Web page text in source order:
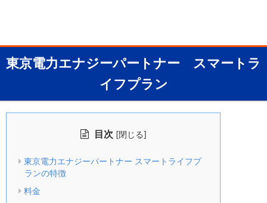
東京電力エナジーパートナー スマートラ
イフプラン
目次 [閉じる]
東京電力エナジーパートナー スマートライフプ
ランの特徴
料金